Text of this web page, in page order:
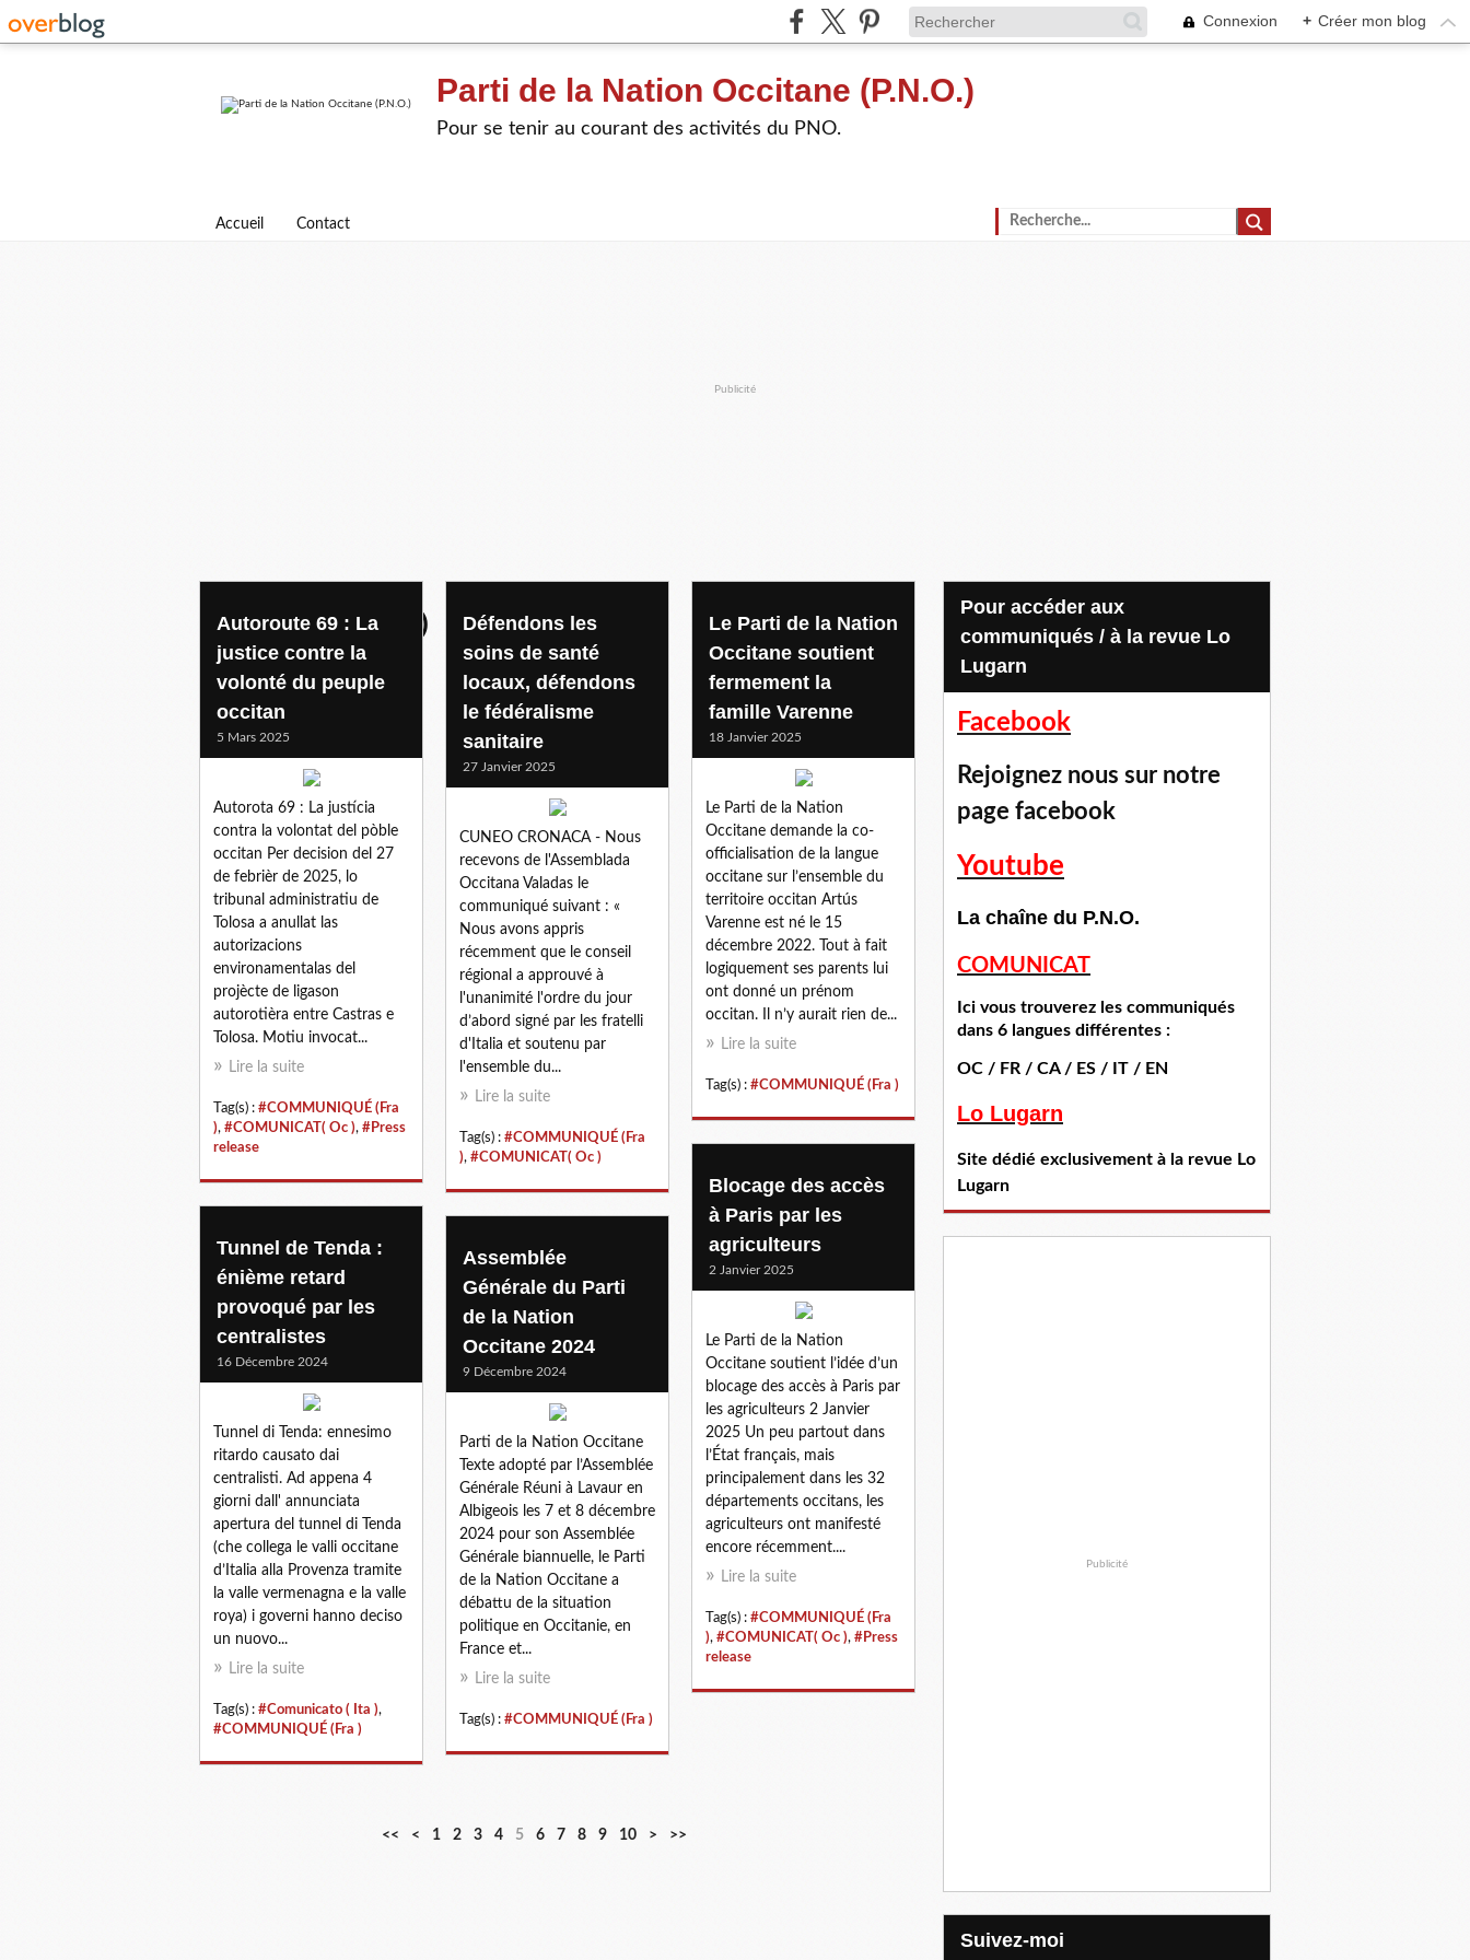
Connexion + Créer mon blog
Parti de la Nation Occitane (P.N.O.)
Pour se tenir au courant des activités du PNO.
Accueil Contact
Publicité
communique (fra )
Autoroute 69 : La
justice contre la
volonté du peuple
occitan
5 Mars 2025
Autorota 69 : La justícia
contra la volontat del pòble
occitan Per decision del 27
de febrièr de 2025, lo
tribunal administratiu de
Tolosa a anullat las
autorizacions
environamentalas del
projècte de ligason
autorotièra entre Castras e
Tolosa. Motiu invocat...
Lire la suite
Tag(s) : #COMMUNIQUÉ (Fra
), #COMUNICAT( Oc ), #Press
release
Défendons les
soins de santé
locaux, défendons
le fédéralisme
sanitaire
27 Janvier 2025
CUNEO CRONACA - Nous
recevons de l'Assemblada
Occitana Valadas le
communiqué suivant : «
Nous avons appris
récemment que le conseil
régional a approuvé à
l'unanimité l'ordre du jour
d’abord signé par les fratelli
d'Italia et soutenu par
l'ensemble du...
Lire la suite
Tag(s) : #COMMUNIQUÉ (Fra
), #COMUNICAT( Oc )
Le Parti de la Nation
Occitane soutient
fermement la
famille Varenne
18 Janvier 2025
Le Parti de la Nation
Occitane demande la co-
officialisation de la langue
occitane sur l’ensemble du
territoire occitan Artús
Varenne est né le 15
décembre 2022. Tout à fait
logiquement ses parents lui
ont donné un prénom
occitan. Il n’y aurait rien de...
Lire la suite
Tag(s) : #COMMUNIQUÉ (Fra )
Blocage des accès
à Paris par les
agriculteurs
2 Janvier 2025
Le Parti de la Nation
Occitane soutient l’idée d’un
blocage des accès à Paris par
les agriculteurs 2 Janvier
2025 Un peu partout dans
l’État français, mais
principalement dans les 32
départements occitans, les
agriculteurs ont manifesté
encore récemment....
Lire la suite
Tag(s) : #COMMUNIQUÉ (Fra
), #COMUNICAT( Oc ), #Press
release
Tunnel de Tenda :
énième retard
provoqué par les
centralistes
16 Décembre 2024
Tunnel di Tenda: ennesimo
ritardo causato dai
centralisti. Ad appena 4
giorni dall' annunciata
apertura del tunnel di Tenda
(che collega le valli occitane
d’Italia alla Provenza tramite
la valle vermenagna e la valle
roya) i governi hanno deciso
un nuovo...
Lire la suite
Tag(s) : #Comunicato ( Ita ),
#COMMUNIQUÉ (Fra )
Assemblée
Générale du Parti
de la Nation
Occitane 2024
9 Décembre 2024
Parti de la Nation Occitane
Texte adopté par l’Assemblée
Générale Réuni à Lavaur en
Albigeois les 7 et 8 décembre
2024 pour son Assemblée
Générale biannuelle, le Parti
de la Nation Occitane a
débattu de la situation
politique en Occitanie, en
France et...
Lire la suite
Tag(s) : #COMMUNIQUÉ (Fra )
<< < 1 2 3 4 5 6 7 8 9 10
2
3
4
> >>
Pour accéder aux
communiqués / à la revue Lo
Lugarn
Facebook
Rejoignez nous sur notre
page facebook
Youtube
La chaîne du P.N.O.
COMUNICAT
Ici vous trouverez les communiqués
dans 6 langues différentes :
OC / FR / CA / ES / IT / EN
Lo Lugarn
Site dédié exclusivement à la revue Lo
Lugarn
Publicité
Suivez-moi